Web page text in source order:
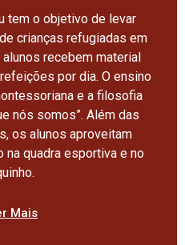
tem o objetivo de levar
crianças refugiadas em
recebem material
por dia. O ensino
e a filosofia
nós somos”. Além das
os alunos aproveitam
na quadra esportiva e no
Mais